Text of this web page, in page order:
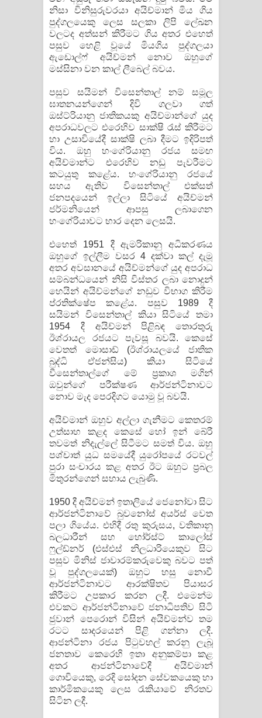
නිසා විනිසුරුවරයා අයිච්මාන් මිය ගිය
පුද්ගලයෙකු ලෙස සලකා ලිපි ලේඛන
වලටද අත්සන් කිරීමට ගිය අතර එහෙත්
පසුව හෙළි වූයේ මියගිය පුද්ගලයා
ඇඩොල්ෆ් අයිච්මන් නොව ඔහුගේ
මස්සිනා වන කාල් ලීබෙල් බවය.
පසුව සයිමන් විසෙන්තාල් නම් සමූල
ඝාතනයන්ගෙන් දිවි ගලවා ගත්
ඔස්ට්රියානු ජාතිකයකු අයිච්මාන්ගේ යුද
අපරාධවලට එරෙහිව සාක්ෂි රැස් කිරීමට
හා උසාවියේදී සාක්ෂි ලබා දීමට ඉදිරිපත්
විය. ඔහු හංගේරියානු රජය සමඟ
අයිච්මාන්ට එරෙහිව නඩු පැවරීමට
කටයුතු කළේය. හංගේරියානු රජයේ
සහය ඇතිව විසෙන්තාල් එක්සත්
ජනපදයෙන් ඉල්ලා සිටියේ අයිච්මන්
ජර්මනියෙන් ආපසු ලබාගෙන
හංගේරියාවට භාර දෙන ලෙසයි.
එහෙත් 1951 දී ඇමරිකානු අධිකරණය
ඔහුගේ ඉල්ලීම වසර 4 දක්වා කල් දැමූ
අතර අවසානයේ අයිච්මන්ගේ යුද අපරාධ
සම්බන්ධයෙන් නිසි විස්තර ලබා නොදුන්
හෙයින් අයිච්මන්ගේ නඩුව විභාග කිරීම
ප්රතික්ෂේප කළේය. පසුව 1989 දී
සයිමන් විසෙන්තාල් කියා සිටියේ තමා
1954 දී අයිච්මන් පිළිබඳ තොරතුරු
ඊශ්රායල රජයට පැවසූ බවයි. කෙසේ
වෙතත් මොසාඩ් (ඊශ්රායලයේ ජාතික
බුද්ධි ඒජන්සිය) කියා සිටියේ
වීසෙන්තාල්ගේ මේ ප්‍රකාශ මගින්
ඔවුන්ගේ පරීක්ෂණ ආර්ජන්ටිනාවට
නොව මැද පෙරදිගට යොමු වූ බවයි.
අයිච්මාන් ඔහුව අල්ලා ගැනීමට කෙතරම්
උත්සාහ කළද කෙසේ හෝ ඉන් බේරී
තවමත් නිදැල්ලේ සිටීමට සමත් විය. ඔහු
පශ්චාත් යුධ සමයේදී යුරෝපයේ රටවල්
පුරා සංචාරය කළ අතර ඊට ඔහුට ප්‍රබල
මිතුරන්ගෙන් සහාය ලැබුණි.
1950 දී අයිච්මන් ඉතාලියේ ජෙනෝවා සිට
ආර්ජන්ටිනාවේ බුවනෝස් අයර්ස් වෙත
පලා ගියේය. එහිදී රතු කුරුසය, වතිකානු
බලධාරීන් සහ හෝර්ස්ට් කාලෝස්
ෆුල්ඩ්නර් (එස්එස් නිලධාරියෙකුව සිට
පසුව මිනිස් ජාවාරම්කරුවෙකු බවට පත්
වූ පුද්ගලයෙක්) ඔහුට හසු නොවී
ආර්ජන්ටිනාවට ආරක්ෂිතව පියාසර
කිරීමට උපකාර කරන ලදී. එමෙන්ම
එවකට ආර්ජන්ටිනාවේ ජනාධිපතිව සිටි
ජුවාන් පෙරොන් විසින් අයිච්මන්ව තම
රටට සාදරයෙන් පිළි ගන්නා ලදී.
ආජන්ටිනා රජය පිටුවහල් කරනු ලැබූ
ජනතාව කෙරෙහි ඉතා අනුකම්පා කළ
අතර ආජන්ටිනාවේදී අයිච්මාන්
ගොවියෙකු, රෙදි සෝදන සේවකයෙකු හා
කාර්මිකයෙකු ලෙස රැකියාවේ නිරතව
සිටින ලදී.